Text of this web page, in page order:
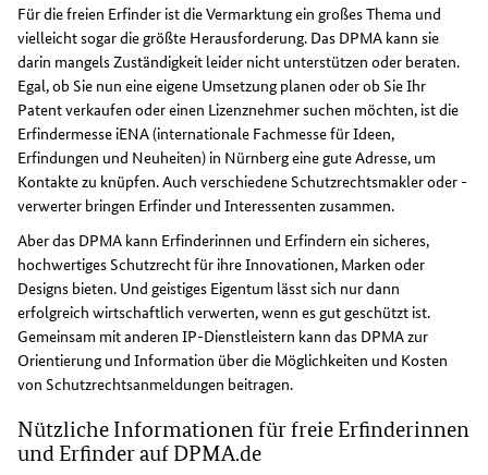
Für die freien Erfinder ist die Vermarktung ein großes Thema und
vielleicht sogar die größte Herausforderung. Das DPMA kann sie
darin mangels Zuständigkeit leider nicht unterstützen oder beraten.
Egal, ob Sie nun eine eigene Umsetzung planen oder ob Sie Ihr
Patent verkaufen oder einen Lizenznehmer suchen möchten, ist die
Erfindermesse iENA (internationale Fachmesse für Ideen,
Erfindungen und Neuheiten) in Nürnberg eine gute Adresse, um
Kontakte zu knüpfen. Auch verschiedene Schutzrechtsmakler oder -
verwerter bringen Erfinder und Interessenten zusammen.
Aber das DPMA kann Erfinderinnen und Erfindern ein sicheres,
hochwertiges Schutzrecht für ihre Innovationen, Marken oder
Designs bieten. Und geistiges Eigentum lässt sich nur dann
erfolgreich wirtschaftlich verwerten, wenn es gut geschützt ist.
Gemeinsam mit anderen IP-Dienstleistern kann das DPMA zur
Orientierung und Information über die Möglichkeiten und Kosten
von Schutzrechtsanmeldungen beitragen.
Nützliche Informationen für freie Erfinderinnen
und Erfinder auf DPMA.de